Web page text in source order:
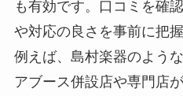
も有効です。口コミを確
や対応の良さを事前に把
例えば、島村楽器のよう
アブース併設店や専門店